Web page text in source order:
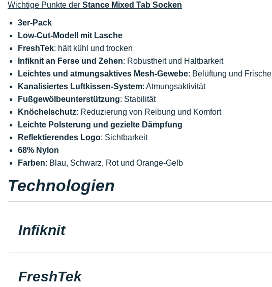
Wichtige Punkte der Stance Mixed Tab Socken
3er-Pack
Low-Cut-Modell mit Lasche
FreshTek: hält kühl und trocken
Infiknit an Ferse und Zehen: Robustheit und Haltbarkeit
Leichtes und atmungsaktives Mesh-Gewebe: Belüftung und Frische
Kanalisiertes Luftkissen-System: Atmungsaktivität
Fußgewölbeunterstützung: Stabilität
Knöchelschutz: Reduzierung von Reibung und Komfort
Leichte Polsterung und gezielte Dämpfung
Reflektierendes Logo: Sichtbarkeit
68% Nylon
Farben: Blau, Schwarz, Rot und Orange-Gelb
Technologien
Infiknit
FreshTek